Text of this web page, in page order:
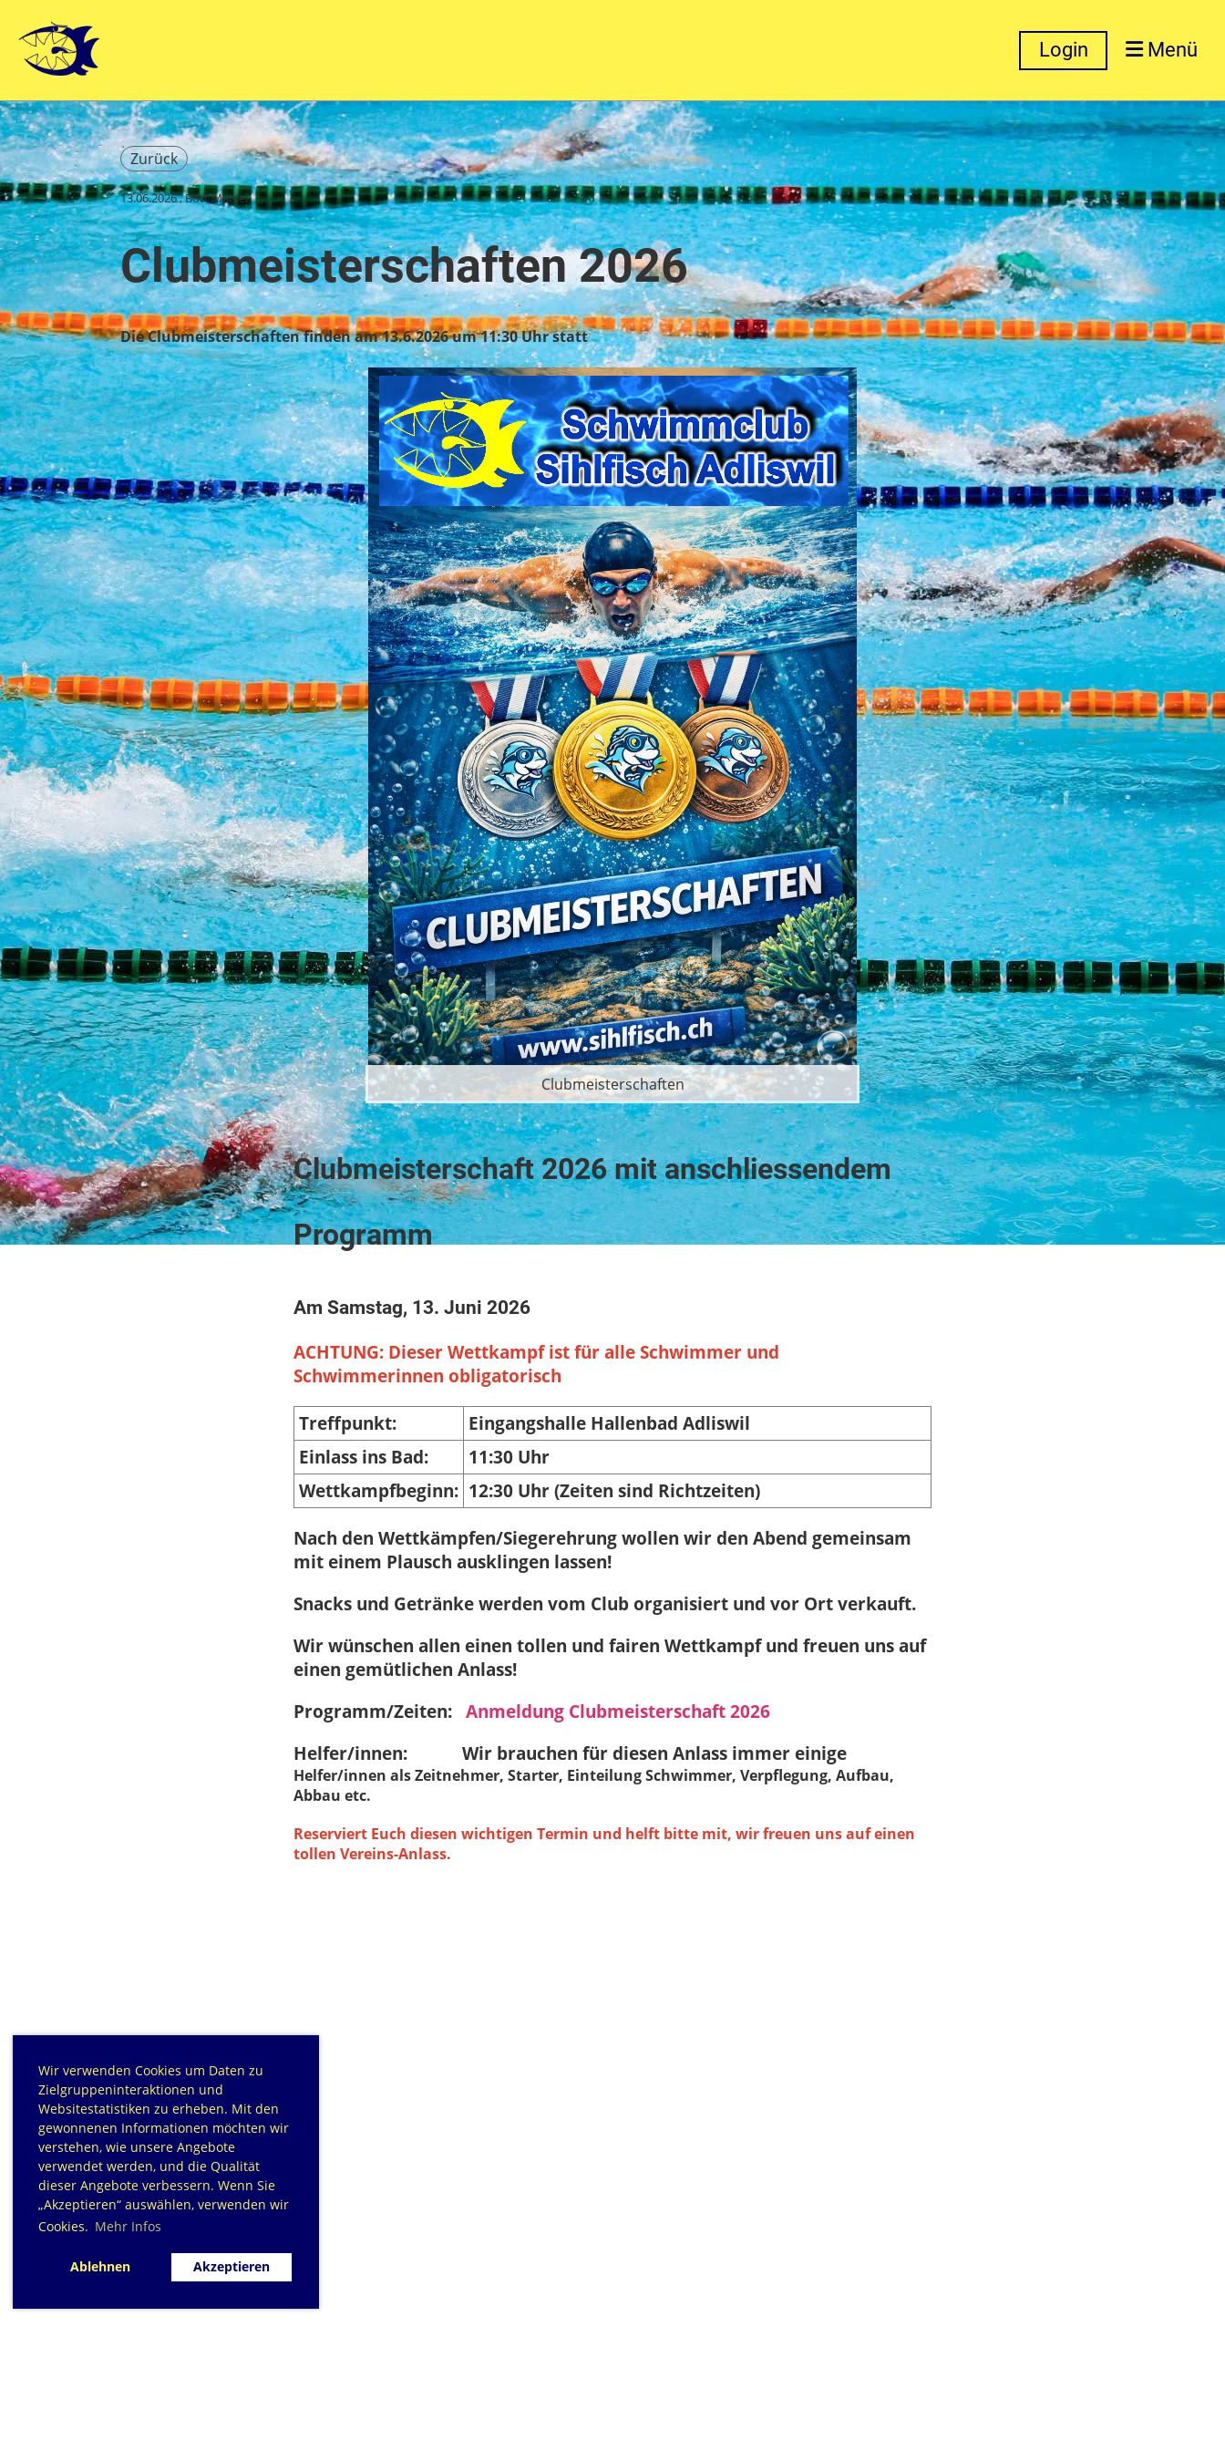
Wir verwenden Cookies um Daten zu
Zielgruppeninteraktionen und
Websitestatistiken zu erheben. Mit den
gewonnenen Informationen möchten wir
verstehen, wie unsere Angebote
verwendet werden, und die Qualität
dieser Angebote verbessern. Wenn Sie
„Akzeptieren“ auswählen, verwenden wir
Cookies. Mehr Infos
Ablehnen Akzeptieren
Login Menü
Zurück
13.06.2026, Bott Marcel
Clubmeisterschaften 2026
Die Clubmeisterschaften finden am 13.6.2026 um 11:30 Uhr statt
Clubmeisterschaften
Clubmeisterschaft 2026 mit anschliessendem
Programm
Am Samstag, 13. Juni 2026
ACHTUNG: Dieser Wettkampf ist für alle Schwimmer und
Schwimmerinnen obligatorisch
Treffpunkt:
Eingangshalle Hallenbad Adliswil
Einlass ins Bad:
11:30 Uhr
Wettkampfbeginn: 12:30 Uhr (Zeiten sind Richtzeiten)
Nach den Wettkämpfen/Siegerehrung wollen wir den Abend gemeinsam
mit einem Plausch ausklingen lassen!
Snacks und Getränke werden vom Club organisiert und vor Ort verkauft.
Wir wünschen allen einen tollen und fairen Wettkampf und freuen uns auf
einen gemütlichen Anlass!
Programm/Zeiten: Anmeldung Clubmeisterschaft 2026
Helfer/innen: Wir brauchen für diesen Anlass immer einige
Helfer/innen als Zeitnehmer, Starter, Einteilung Schwimmer, Verpflegung, Aufbau,
Abbau etc.
Reserviert Euch diesen wichtigen Termin und helft bitte mit, wir freuen uns auf einen
tollen Vereins-Anlass.